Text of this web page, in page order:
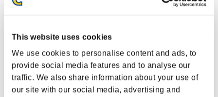
This website uses cookies
We use cookies to personalise content and ads, to
provide social media features and to analyse our
traffic. We also share information about your use of
our site with our social media, advertising and
Desafío de nivel núm. 36
25.08.2015 15:00 (JST) - 31.08.2015 15:00 (JST)
Solo
Cooperativo
(Los rankings se actualizan cada 6 horas.)
Rankings